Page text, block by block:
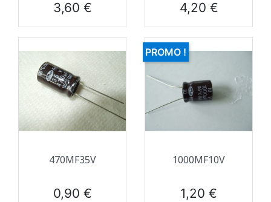
Prix
3,60 € Prix
4,20 €
470ΜF35V
Prix
0,90 €
1000ΜF10V
Prix
1,20 €
PROMO !